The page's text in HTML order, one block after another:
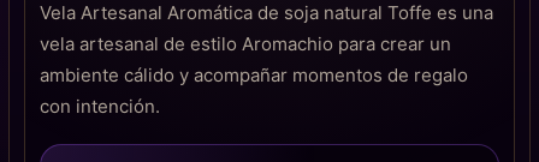
Vela Artesanal Aromática de soja natural Toffe es una
vela artesanal de estilo Aromachio para crear un
ambiente cálido y acompañar momentos de regalo
con intención.